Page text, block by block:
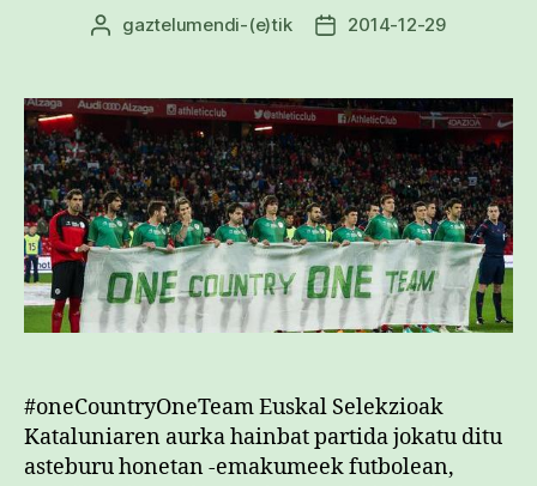
Argitalpenaren
gaztelumendi-(e)tik
Argitalpenaren
2014-12-29
#oneCountryOneTeam Euskal Selekzioak
Kataluniaren aurka hainbat partida jokatu ditu
asteburu honetan -emakumeek futbolean,